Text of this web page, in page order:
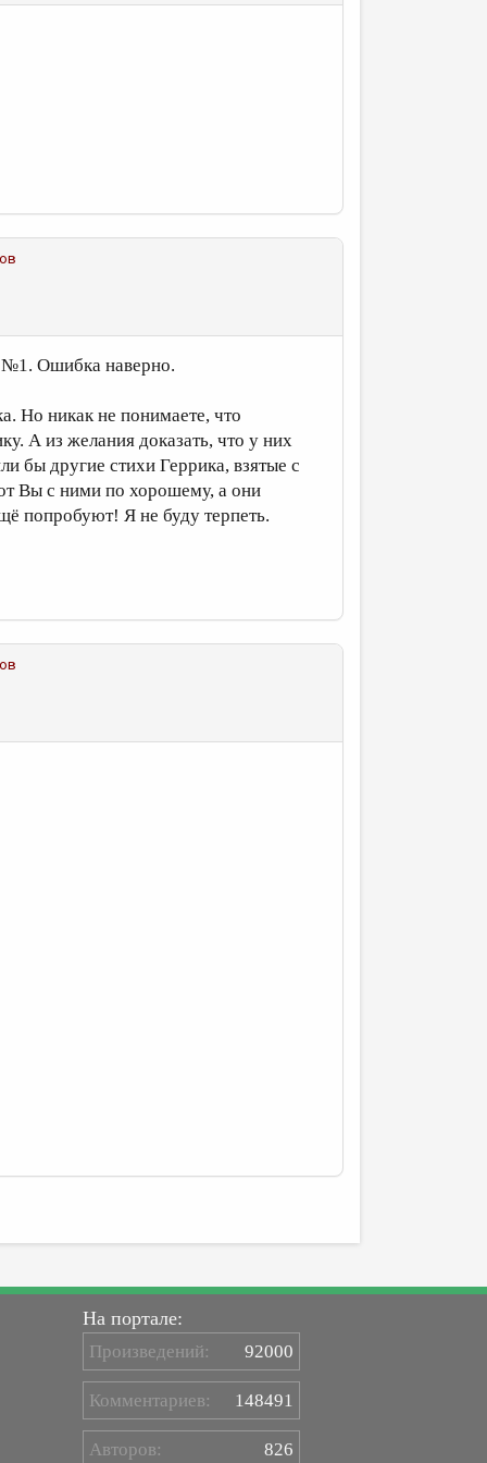
№1. Ошибка наверно.
Но никак не понимаете, что
А из желания доказать, что у них
бы другие стихи Геррика, взятые с
Вы с ними по хорошему, а они
попробуют! Я не буду терпеть.
На портале:
Произведений: 92000
Комментариев: 148491
Авторов: 826